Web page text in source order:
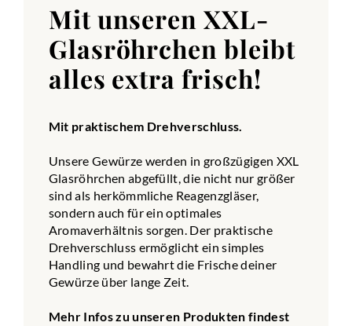
Mit unseren XXL-
Glasröhrchen bleibt
alles extra frisch!
Mit praktischem Drehverschluss.
Unsere Gewürze werden in großzügigen XXL
Glasröhrchen abgefüllt, die nicht nur größer
sind als herkömmliche Reagenzgläser,
sondern auch für ein optimales
Aromaverhältnis sorgen. Der praktische
Drehverschluss ermöglicht ein simples
Handling und bewahrt die Frische deiner
Gewürze über lange Zeit.
Mehr Infos zu unseren Produkten findest